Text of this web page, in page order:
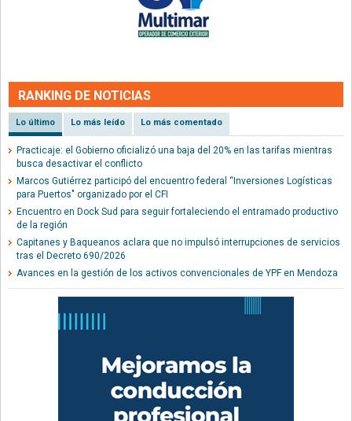
RANKING DE NOTICIAS
Lo último Lo más leído Lo más comentado
Practicaje: el Gobierno oficializó una baja del 20% en las tarifas mientras
busca desactivar el conflicto
Marcos Gutiérrez participó del encuentro federal “Inversiones Logísticas
para Puertos" organizado por el CFI
Encuentro en Dock Sud para seguir fortaleciendo el entramado productivo
de la región
Capitanes y Baqueanos aclara que no impulsó interrupciones de servicios
tras el Decreto 690/2026
Avances en la gestión de los activos convencionales de YPF en Mendoza